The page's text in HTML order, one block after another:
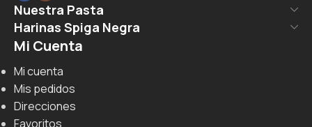
Nuestra Pasta
Harinas Spiga Negra
Mi Cuenta
Mi cuenta
Mis pedidos
Direcciones
Favoritos